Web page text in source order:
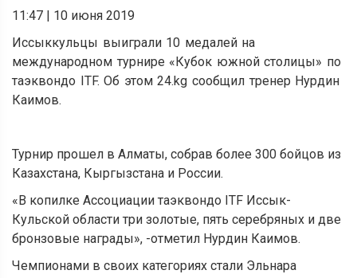
11:47 | 10 июня 2019
Иссыккульцы выиграли 10 медалей на
международном турнире «Кубок южной столицы» по
таэквондо ITF. Об этом 24.kg сообщил тренер Нурдин
Каимов.
Турнир прошел в Алматы, собрав более 300 бойцов из
Казахстана, Кыргызстана и России.
«В копилке Ассоциации таэквондо ITF Иссык-
Кульской области три золотые, пять серебряных и две
бронзовые награды», -отметил Нурдин Каимов.
Чемпионами в своих категориях стали Эльнара